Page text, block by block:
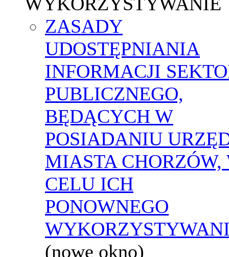
ZASADY
UDOSTĘPNIANIA
INFORMACJI
PUBLICZNEGO,
BĘDĄCYCH W
POSIADANIU
MIASTA CHORZÓW,
CELU ICH
PONOWNEGO
(nowe okno)